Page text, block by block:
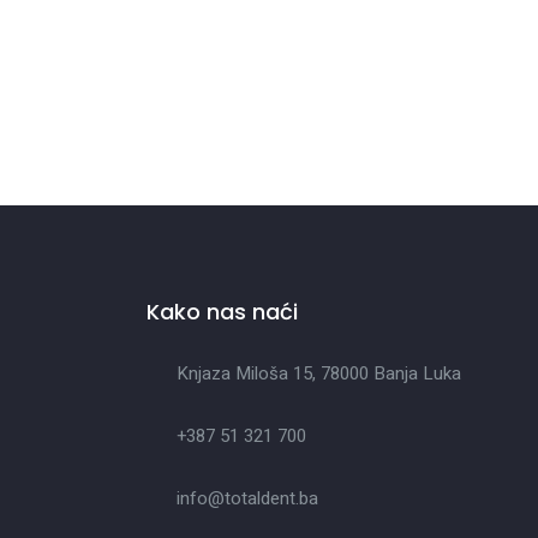
Kako nas naći
Knjaza Miloša 15, 78000 Banja Luka
+387 51 321 700
info@totaldent.ba